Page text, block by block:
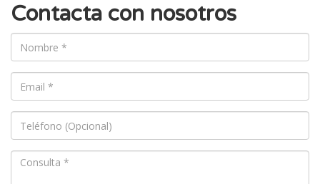
Contacta con nosotros